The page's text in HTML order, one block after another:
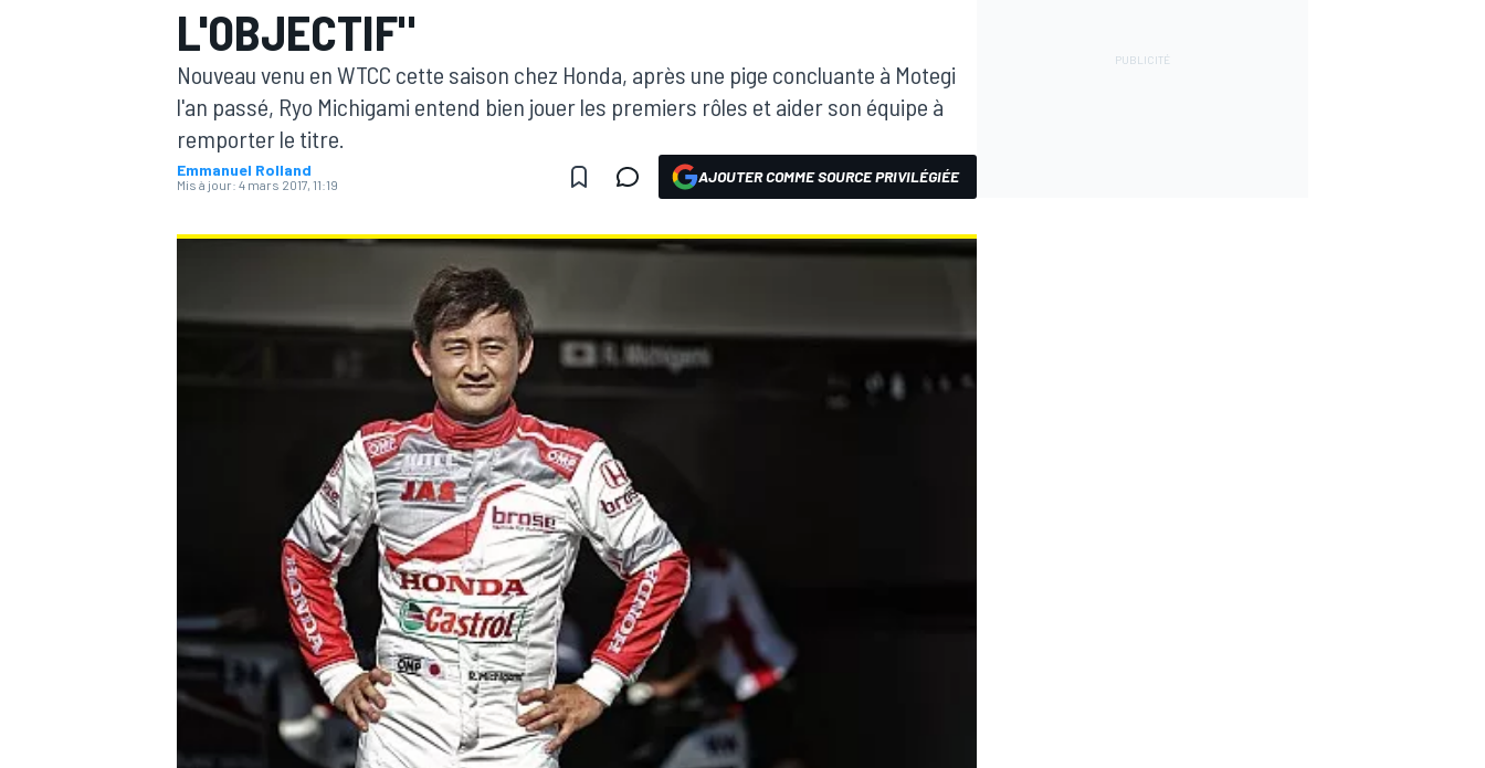
MOTOGP
L'OBJECTIF"
Nouveau venu en WTCC cette saison chez Honda, après une pige concluante à Motegi
l'an passé, Ryo Michigami entend bien jouer les premiers rôles et aider son équipe à
remporter le titre.
Emmanuel Rolland
Mis à jour: 4 mars 2017, 11:19 AJOUTER COMME SOURCE PRIVILÉGIÉE